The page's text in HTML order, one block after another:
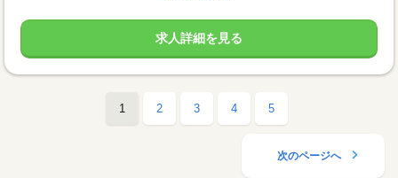
求人詳細を見る
1 2 3 4 5
次のページへ